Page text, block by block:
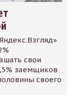
свои
заемщиков
своего